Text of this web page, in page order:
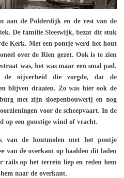
aan de Polderdijk en de rest van de
De familie Sleeswijk, bezat dit stuk
Kerk. Met een pontje werd het hout
over de Rien gezet. Ook is te zien
was, het was maar een smal pad.
de nijverheid die zorgde, dat de
blijven draaien. Zo was hier ook de
met zijn sloepenbouwerij en nog
voor de scheepvaart. In de
op een gunstige wind of vracht.
van de houtmolen met het pontje
van de overkant op haalden dit laden
rails op het terrein liep en reden hem
naar de overkant.